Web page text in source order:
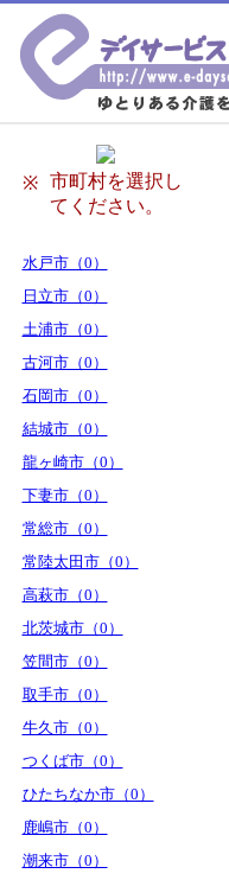
※
市町村を選択し
てください。
水戸市（0）
日立市（0）
土浦市（0）
古河市（0）
石岡市（0）
結城市（0）
龍ヶ崎市（0）
下妻市（0）
常総市（0）
常陸太田市（0）
高萩市（0）
北茨城市（0）
笠間市（0）
取手市（0）
牛久市（0）
つくば市（0）
ひたちなか市（0）
鹿嶋市（0）
潮来市（0）